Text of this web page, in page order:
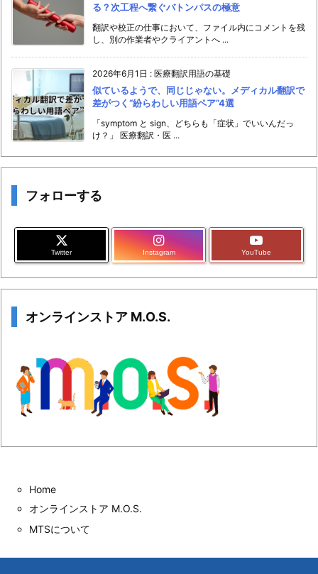
る？次工程へ繋ぐバトンパスの極意
翻訳や校正の仕事において、ファイル内にコメントを残
し、別の作業者やクライアントへ ...
2026年6月1日 : 医療翻訳用語の基礎
似ているようで、同じじゃない。メディカル翻訳で
差がつく“紛らわしい用語ペア”4選
「symptom と sign、どちらも「症状」でいいんだっ
け？」 医療翻訳・医 ...
フォローする
Twitter Instagram YouTube
オンラインストア M.O.S.
Home
オンラインストア M.O.S.
MTSについて